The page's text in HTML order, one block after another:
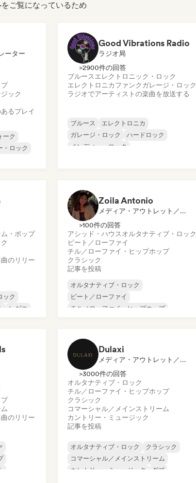
ご覧になっているため
ーター
ック
るプレイ
ーク
・ロック
Good Vibrations Radio
ラジオ局
>2900件の回答
ブルースエレクトロニック・ロック
エレクトロニカファンクガレージ・ロック
ラジオでアーティストの楽曲を放送する
ブルース
エレクトロニカ
ガレージ・ロック
ハードロック
インディー・ロック
ック
ム・ポップ
のリリー
ック
レゲエ
Zoila Antonio
メディア・アウトレット／ジャーナリスト
>100件の回答
アシッド・ハウスオルタナティブ・ロック
ビート／ローファイ
チル／ローファイ・ヒップホップ
クラシック
記事を投稿
オルタナティブ・ロック
ビート／ローファイ
チル／ローファイ・ヒップホップ
ドリーム・ポップ
のリリー
Dulaxi
メディア・アウトレット／ジャーナリスト
>3000件の回答
オルタナティブ・ロック
チル／ローファイ・ヒップホップ
クラシック
コマーシャル／メインストリーム
カントリー・ミュージック
記事を投稿
オルタナティブ・ロック
クラシック
コマーシャル／メインストリーム
カントリー・ミュージック
ダブ